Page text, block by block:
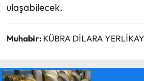
ulaşabilecek.
Muhabir: KÜBRA DİLARA